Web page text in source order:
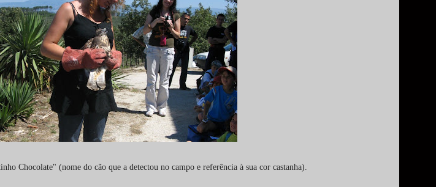
Chocolate" (nome do cão que a detectou no campo e referência à sua cor castanha).